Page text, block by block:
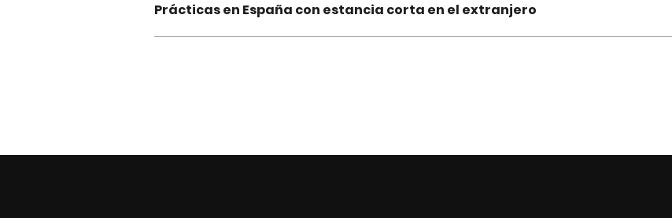
Prácticas en España con estancia corta en el extranjero